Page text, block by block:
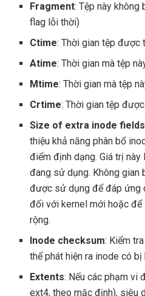
Fragment: Tệp này không
flag lỗi thời)
Ctime: Thời gian tệp được
Atime: Thời gian mà tệp
Mtime: Thời gian mà tệp
Crtime: Thời gian tệp
Size of extra inode fields
thiệu khả năng phân bổ
điểm định dạng. Giá trị
đang sử dụng. Không gian
được sử dụng để đáp ứng
đối với kernel mới hoặc
rộng.
Inode checksum: Kiểm
thể phát hiện ra inode có bị
Extents: Nếu các phạm vi
ext4, theo mặc định), siêu